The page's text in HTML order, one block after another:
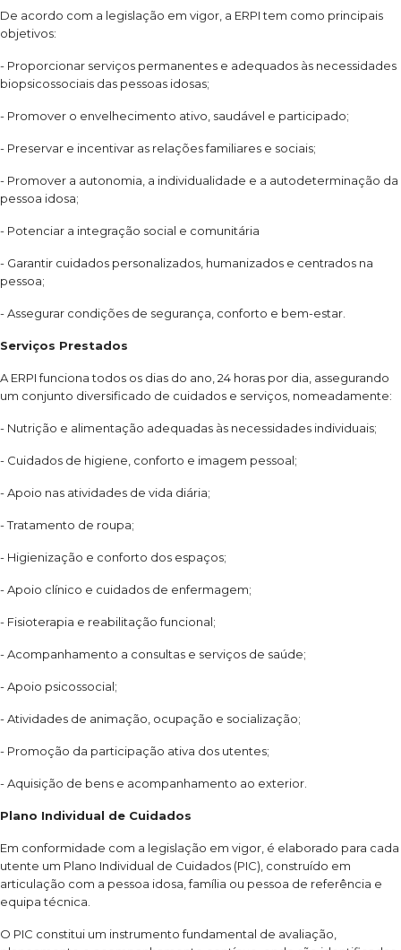
De acordo com a legislação em vigor, a ERPI tem como principais
objetivos:
- Proporcionar serviços permanentes e adequados às necessidades
biopsicossociais das pessoas idosas;
- Promover o envelhecimento ativo, saudável e participado;
- Preservar e incentivar as relações familiares e sociais;
- Promover a autonomia, a individualidade e a autodeterminação da
pessoa idosa;
- Potenciar a integração social e comunitária
- Garantir cuidados personalizados, humanizados e centrados na
pessoa;
- Assegurar condições de segurança, conforto e bem-estar.
Serviços Prestados
A ERPI funciona todos os dias do ano, 24 horas por dia, assegurando
um conjunto diversificado de cuidados e serviços, nomeadamente:
- Nutrição e alimentação adequadas às necessidades individuais;
- Cuidados de higiene, conforto e imagem pessoal;
- Apoio nas atividades de vida diária;
- Tratamento de roupa;
- Higienização e conforto dos espaços;
- Apoio clínico e cuidados de enfermagem;
- Fisioterapia e reabilitação funcional;
- Acompanhamento a consultas e serviços de saúde;
- Apoio psicossocial;
- Atividades de animação, ocupação e socialização;
- Promoção da participação ativa dos utentes;
- Aquisição de bens e acompanhamento ao exterior.
Plano Individual de Cuidados
Em conformidade com a legislação em vigor, é elaborado para cada
utente um Plano Individual de Cuidados (PIC), construído em
articulação com a pessoa idosa, família ou pessoa de referência e
equipa técnica.
O PIC constitui um instrumento fundamental de avaliação,